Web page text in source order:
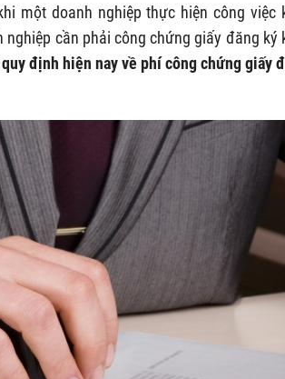
một doanh nghiệp thực hiện công việc
cần phải công chứng giấy đăng ký
định hiện nay về phí công chứng giấy